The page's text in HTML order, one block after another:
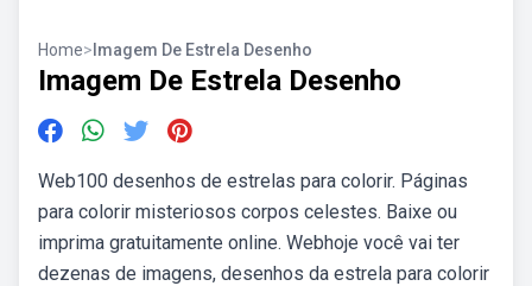
Home> Imagem De Estrela Desenho
Imagem De Estrela Desenho
Web100 desenhos de estrelas para colorir. Páginas
para colorir misteriosos corpos celestes. Baixe ou
imprima gratuitamente online. Webhoje você vai ter
dezenas de imagens, desenhos da estrela para colorir